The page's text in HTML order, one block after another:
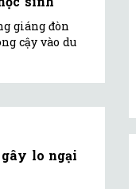
giáng đòn
cậy vào du
lo ngại